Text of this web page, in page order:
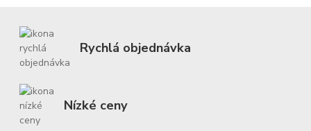
Rychlá objednávka
Nízké ceny